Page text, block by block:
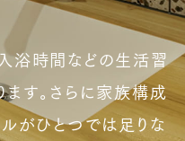
浴時間などの生活習
す。さらに家族構成
がひとつでは足りな